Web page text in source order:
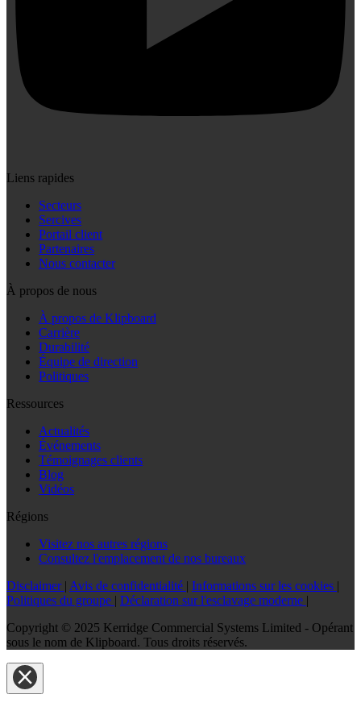
Liens rapides
Secteurs
Sercives
Portail client
Partenaires
Nous contacter
À propos de nous
À propos de Klipboard
Carrière
Durabilité
Équipe de direction
Politiques
Ressources
Actualités
Événements
Témoignages clients
Blog
Vidéos
Régions
Visitez nos autres régions
Consultez l'emplacement de nos bureaux
Disclaimer | Avis de confidentialité | Informations sur les cookies |
Politiques du groupe | Déclaration sur l'esclavage moderne |
Copyright © 2025 Kerridge Commercial Systems Limited - Opérant
sous le nom de Klipboard. Tous droits réservés.